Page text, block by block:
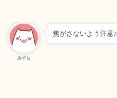
みずも
焦がさないよう注意♪